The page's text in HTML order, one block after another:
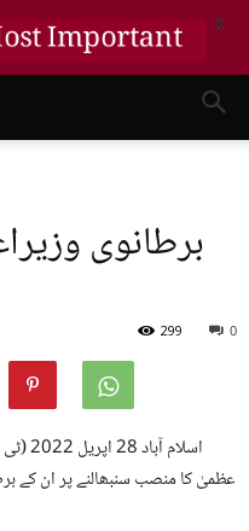
برطانوی
0
299
عظمیٰ کا منصب سنبھالنے پر ان
Important X